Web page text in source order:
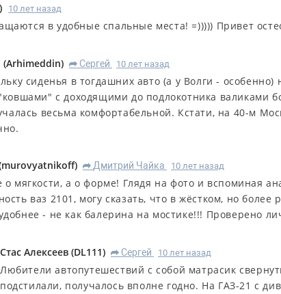
) 10 лет назад
в удобные спальные места! =))))) Привет
(Arhimeddin) R Сергей 10 лет назад
сиденья в тогдашних авто (а у Волги -
с доходящими до подлокотника валиками
весьма комфортабельной. Кстати, на 40-м
murovyatnikoff) R Дмитрий Чайка 10 лет назад
о мягкости, а о форме! Глядя на фото и вспоминая
ваз 2101, могу сказать, что в жёстком, но
- не как балерина на мостике!!! Проверено
Стас Алексеев (DL111) R Сергей 10 лет назад
Любители автопутешествий с собой матрасик
подстилали, получалось вполне годно. На ГАЗ-21 с